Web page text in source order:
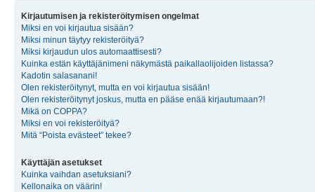
Kirjautumisen ja rekisteröitymisen ongelmat
Miksi en voi kirjautua sisään?
Miksi minun täytyy rekisteröityä?
Miksi kirjaudun ulos automaattisesti?
Kuinka estän käyttäjänimeni näkymästä paikallaolijoiden listassa?
Kadotin salasanani!
Olen rekisteröitynyt, mutta en voi kirjautua sisään!
Olen rekisteröitynyt joskus, mutta en pääse enää kirjautumaan?!
Mikä on COPPA?
Miksi en voi rekisteröityä?
Mitä “Poista evästeet” tekee?
Käyttäjän asetukset
Kuinka vaihdan asetuksiani?
Kellonaika on väärin!